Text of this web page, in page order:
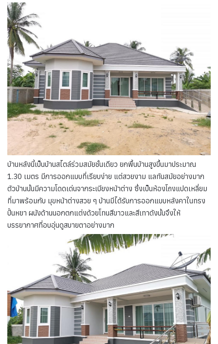
บ้านหลังนี้เป็นบ้านสไตล์ร่วมสมัยชั้นเดียว ยกพื้นบ้านสูงขึ้นมาประมาณ
1.30 เมตร มีการออกแบบที่เรียบง่าย แต่สวยงาม แลทันสมัยอย่างมาก
ตัวบ้านนั้นมีความโดดเด่นจากระเบียงหน้าต่าง ซึ่งเป็นห้องโถงแปดเหลี่ยม
ที่มาพร้อมกับ มุขหน้าต่างสวย ๆ บ้านมีได้รับการออกแบบหลังคาในทรง
ปั้นหยา ผนังด้านนอกตกแต่งด้วยโทนสีขาวและสีเทาดังนั้นจึงให้
บรรยากาศที่อบอุ่นดูสบายตาอย่างมาก